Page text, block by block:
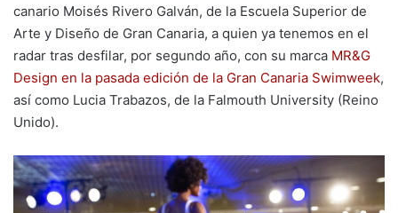
canario Moisés Rivero Galván, de la Escuela Superior de
Arte y Diseño de Gran Canaria, a quien ya tenemos en el
radar tras desfilar, por segundo año, con su marca MR&G
Design en la pasada edición de la Gran Canaria Swimweek,
así como Lucia Trabazos, de la Falmouth University (Reino
Unido).